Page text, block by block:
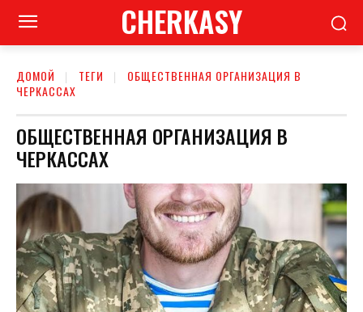
CHERKASY
ДОМОЙ ТЕГИ
ОБЩЕСТВЕННАЯ ОРГАНИЗАЦИЯ В
ЧЕРКАССАХ
ОБЩЕСТВЕННАЯ ОРГАНИЗАЦИЯ В
ЧЕРКАССАХ